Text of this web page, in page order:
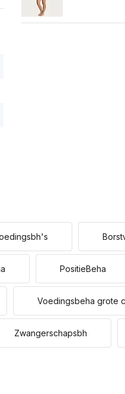
PositieBeha
Voedingsbeha grote
Zwangerschapsbh